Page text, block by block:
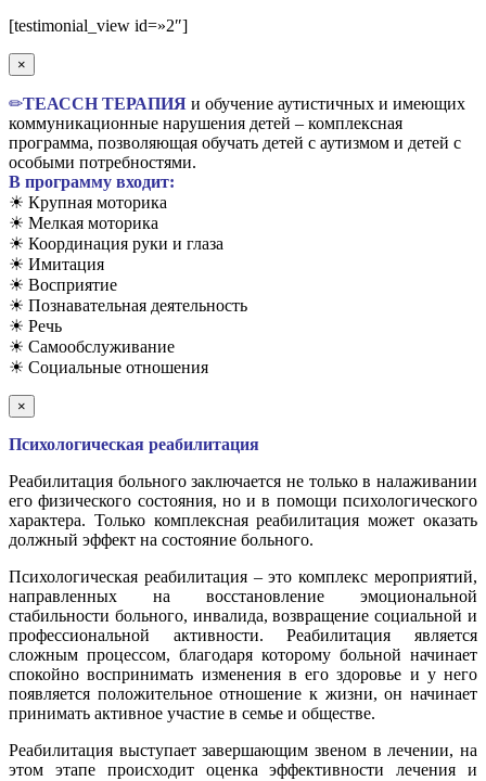
Вверх
[testimonial_view id=»2″]
×
✏TЕАССН ТЕРАПИЯ и обучение аутистичных и имеющих
коммуникационные нарушения детей – комплексная
программа, позволяющая обучать детей с аутизмом и детей с
особыми потребностями.
В программу входит:
☀ Крупная моторика
☀ Мелкая моторика
☀ Координация руки и глаза
☀ Имитация
☀ Восприятие
☀ Познавательная деятельность
☀ Речь
☀ Самообслуживание
☀ Социальные отношения
×
Психологическая реабилитация
Реабилитация больного заключается не только в налаживании
его физического состояния, но и в помощи психологического
характера. Только комплексная реабилитация может оказать
должный эффект на состояние больного.
Психологическая реабилитация – это комплекс мероприятий,
направленных на восстановление эмоциональной
стабильности больного, инвалида, возвращение социальной и
профессиональной активности. Реабилитация является
сложным процессом, благодаря которому больной начинает
спокойно воспринимать изменения в его здоровье и у него
появляется положительное отношение к жизни, он начинает
принимать активное участие в семье и обществе.
Реабилитация выступает завершающим звеном в лечении, на
этом этапе происходит оценка эффективности лечения и